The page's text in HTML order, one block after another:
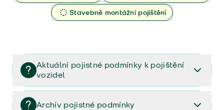
Stavebně montážní pojištění
Aktuální pojistné podmínky k pojištění
vozidel
Pojištění vozidel/Pojistné podmínky a vše důležité ke
smlouvě (PDF)
Archív pojistné podmínky